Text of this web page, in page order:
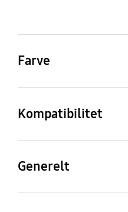
Farve
Tan
Kompatibilitet
Kompatible modeller
Galaxy Z Fold6
Generelt
Pakkens indhold